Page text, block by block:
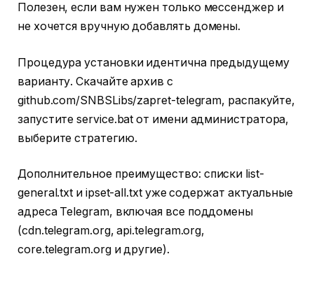
Полезен, если вам нужен только мессенджер и
не хочется вручную добавлять домены.
Процедура установки идентична предыдущему
варианту. Скачайте архив с
github.com/SNBSLibs/zapret-telegram, распакуйте,
запустите service.bat от имени администратора,
выберите стратегию.
Дополнительное преимущество: списки list-
general.txt и ipset-all.txt уже содержат актуальные
адреса Telegram, включая все поддомены
(cdn.telegram.org, api.telegram.org,
core.telegram.org и другие).